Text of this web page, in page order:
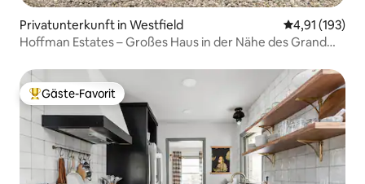
Privatunterkunft in Westfield
4,91 (193)
Hoffman Estates – Großes Haus in der Nähe des Grand
Beliebter Gäste-Favorit.
Gäste-Favorit